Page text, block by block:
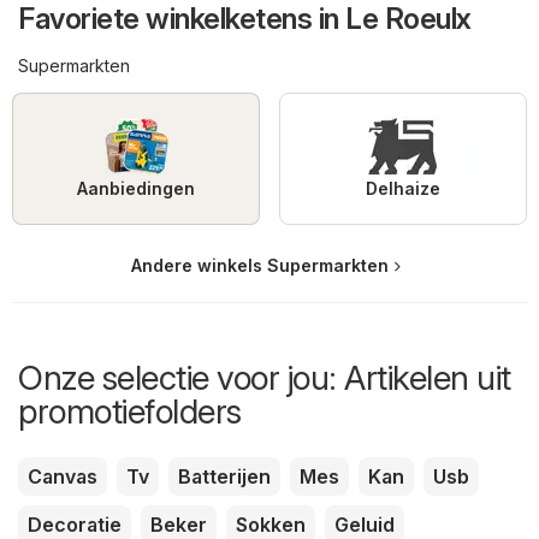
Favoriete winkelketens in Le Roeulx
Supermarkten
Aanbiedingen Delhaize
Andere winkels Supermarkten
Onze selectie voor jou: Artikelen uit
promotiefolders
Canvas Tv Batterijen Mes Kan
Usb
Decoratie
Beker Sokken
Geluid